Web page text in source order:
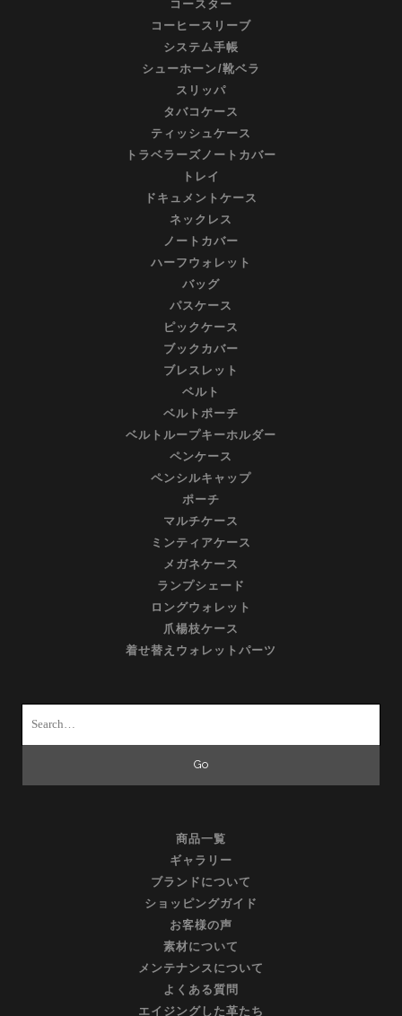
コースター
コーヒースリーブ
システム手帳
シューホーン/靴ベラ
スリッパ
タバコケース
ティッシュケース
トラベラーズノートカバー
トレイ
ドキュメントケース
ネックレス
ノートカバー
ハーフウォレット
バッグ
パスケース
ピックケース
ブックカバー
ブレスレット
ベルト
ベルトポーチ
ベルトループキーホルダー
ペンケース
ペンシルキャップ
ポーチ
マルチケース
ミンティアケース
メガネケース
ランプシェード
ロングウォレット
爪楊枝ケース
着せ替えウォレットパーツ
商品一覧
ギャラリー
ブランドについて
ショッピングガイド
お客様の声
素材について
メンテナンスについて
よくある質問
エイジングした革たち